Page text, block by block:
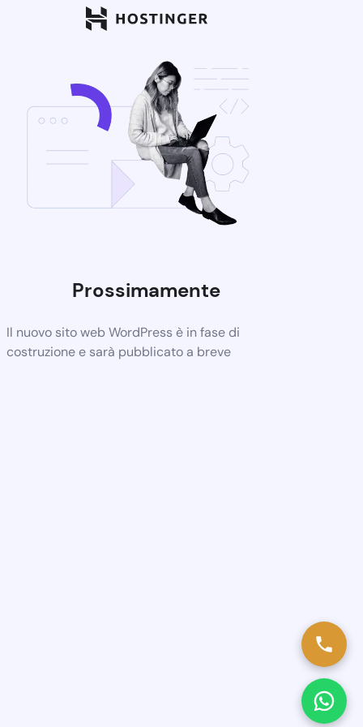
Prossimamente
Il nuovo sito web WordPress è in fase di
costruzione e sarà pubblicato a breve